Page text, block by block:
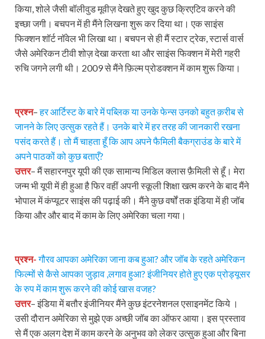
किया, शोले जैसी बॉलीवुड मूवीज़ देखते हुए खुद कुछ क्रिएटिव करने की
इच्छा जगी। बचपन में ही मैंने लिखना शुरू कर दिया था। एक साइंस
फिक्शन शॉर्ट नॉवेल भी लिखा था। बचपन से ही मैं स्टार ट्रेक, स्टार्स वार्स
जैसे अमेरिकन टीवी शोज़ देखा करता था और साइंस फिक्शन में मेरी गहरी
रुचि जगने लगी थी। 2009 से मैंने फ़िल्म प्रोडक्शन में काम शुरू किया।
प्रश्न–हर आर्टिस्ट के बारे में पब्लिक या उनके फेन्स उनको बहुत क़रीब से
जानने के लिए उत्सुक रहते हैं। उनके बारे में हर तरह की जानकारी रखना
पसंद करते हैं। तो मैं चाहता हूँ कि आप अपने फैमिली बैकग्राउंड के बारे में
अपने पाठकों को कुछ बताएँ?
उत्तर– मैं सहारनपुर यूपी की एक सामान्य मिडिल क्लास फ़ैमिली से हूँ। मेरा
जन्म भी यूपी में ही हुआ है फिर वहीं अपनी स्कूली शिक्षा खत्म करने के बाद मैंने
भोपाल में कंप्यूटर साइंस की पढ़ाई की। मैंने कुछ वर्षों तक इंडिया में ही जॉब
किया और और बाद में काम के लिए अमेरिका चला गया।
प्रश्न-गौरव आपका अमेरिका जाना कब हुआ? और जॉब के रहते अमेरिकन
फिल्मों से कैसे आपका जुड़ाव ,लगाव हुआ? इंजीनियर होते हुए एक प्रोड्यूसर
के रुप में काम शुरू करने की कोई खास वजह?
उत्तर– इंडिया में बतौर इंजीनियर मैंने कुछ इंटरनेशनल एसाइनमेंट किये ।
उसी दौरान अमेरिका से मुझे एक अच्छी जॉब का ऑफर आया। इस प्रस्ताव
से मैं एक अलग देश में काम करने के अनुभव को लेकर उत्सुक हुआ और बिना